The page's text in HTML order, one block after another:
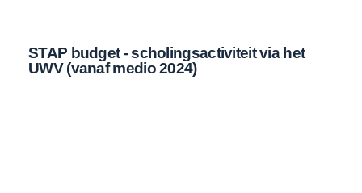
STAP budget - scholingsactiviteit via het
UWV (vanaf medio 2024)